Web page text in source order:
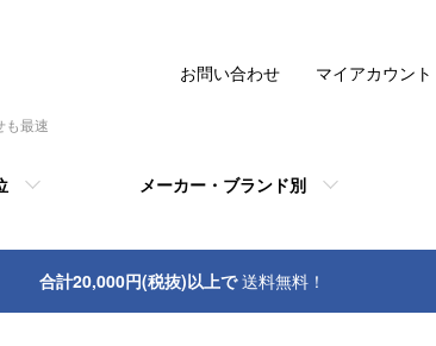
も最速
メーカー・ブランド別
お問い合わせ マイアカウント
合計20,000円(税抜)以上で送料無料！